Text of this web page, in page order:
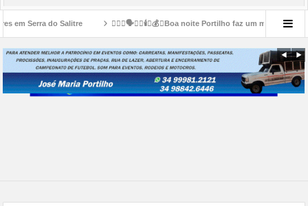
👉🏻😱🗣️🔦💡🕯️💸💰💡Boa noite Portilho faz um materia sobre esse preços
👉🏻🪜🙌🏻👏🏻👍🏻🤝🐦🧢Escada 🪜 de acesso. Aqui você 🫵🏻 paga seus